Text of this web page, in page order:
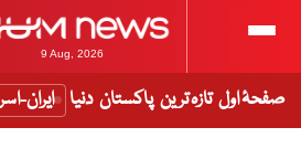
9 Aug, 2026
صفحۂ اول تازہ ترین پاکستان دنیا ایران-